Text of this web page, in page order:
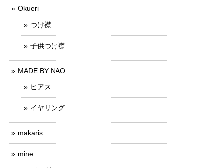
Okueri
つけ襟
子供つけ襟
MADE BY NAO
ピアス
イヤリング
makaris
mine